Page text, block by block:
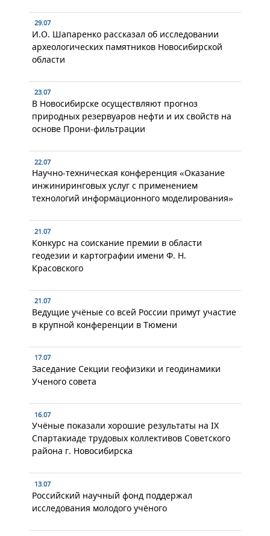
29.07
И.О. Шапаренко рассказал об исследовании
археологических памятников Новосибирской
области
23.07
В Новосибирске осуществляют прогноз
природных резервуаров нефти и их свойств на
основе Прони-фильтрации
22.07
Научно-техническая конференция «Оказание
инжиниринговых услуг с применением
технологий информационного моделирования»
21.07
Конкурс на соискание премии в области
геодезии и картографии имени Ф. Н.
Красовского
21.07
Ведущие учёные со всей России примут участие
в крупной конференции в Тюмени
17.07
Заседание Секции геофизики и геодинамики
Ученого совета
16.07
Учёные показали хорошие результаты на IX
Спартакиаде трудовых коллективов Советского
района г. Новосибирска
13.07
Российский научный фонд поддержал
исследования молодого учёного